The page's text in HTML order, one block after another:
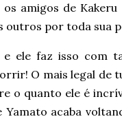
amigos de
outros por toda sua
e ele faz isso com
O mais legal de
o quanto ele é
Yamato acaba